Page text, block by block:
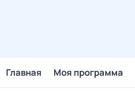
Главная Моя программа